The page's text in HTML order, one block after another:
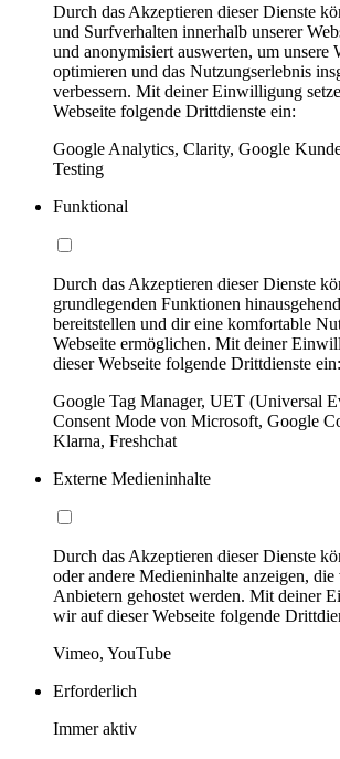
Durch das Akzeptieren dieser Dienste
und Surfverhalten innerhalb unserer
und anonymisiert auswerten, um unsere
optimieren und das Nutzungserlebnis
verbessern. Mit deiner Einwilligung
Webseite folgende Drittdienste ein:
Google Analytics, Clarity, Google
Testing
Funktional
Durch das Akzeptieren dieser Dienste
grundlegenden Funktionen
bereitstellen und dir eine komfortable
Webseite ermöglichen. Mit deiner
dieser Webseite folgende Drittdienste ein:
Google Tag Manager, UET (Universal
Consent Mode von Microsoft, Google
Klarna, Freshchat
Externe Medieninhalte
Durch das Akzeptieren dieser Dienste
oder andere Medieninhalte anzeigen, die
Anbietern gehostet werden. Mit deiner
wir auf dieser Webseite folgende
Vimeo, YouTube
Erforderlich
Immer aktiv